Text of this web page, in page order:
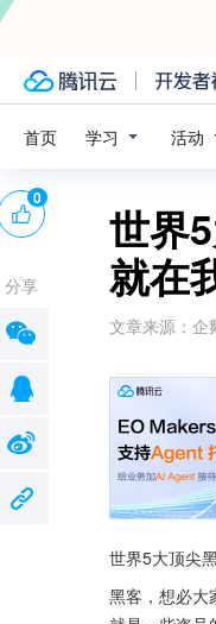
首页 学习 活动
世界
就在
文章来源： 企
世界5大顶尖
黑客，想必大
0
分享